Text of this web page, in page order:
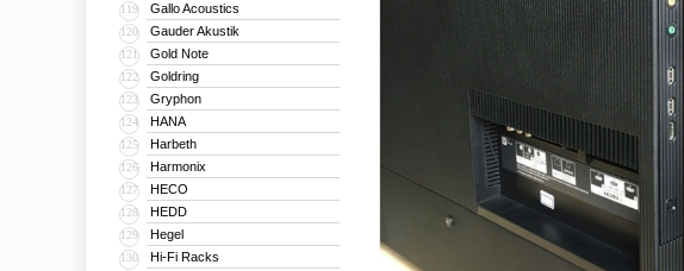
119 Gallo Acoustics
120 Gauder Akustik
121 Gold Note
122 Goldring
123 Gryphon
124 HANA
125 Harbeth
126 Harmonix
127 HECO
128 HEDD
129 Hegel
130 Hi-Fi Racks